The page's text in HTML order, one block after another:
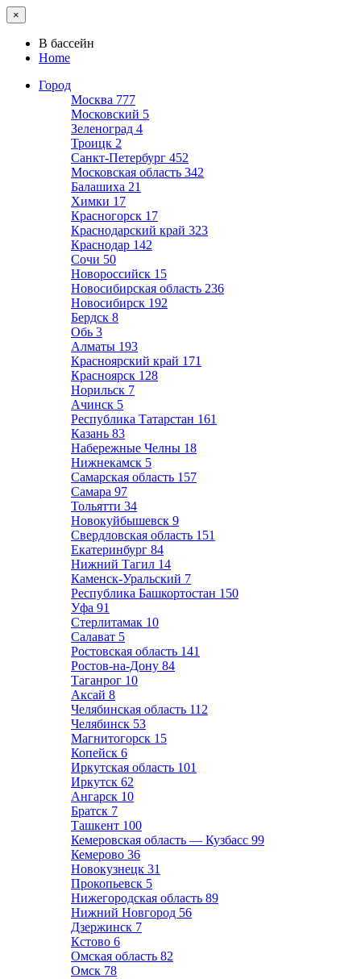
×
В бассейн
Home
Город
Москва 777
Московский 5
Зеленоград 4
Троицк 2
Санкт-Петербург 452
Московская область 342
Балашиха 21
Химки 17
Красногорск 17
Краснодарский край 323
Краснодар 142
Сочи 50
Новороссийск 15
Новосибирская область 236
Новосибирск 192
Бердск 8
Обь 3
Алматы 193
Красноярский край 171
Красноярск 128
Норильск 7
Ачинск 5
Республика Татарстан 161
Казань 83
Набережные Челны 18
Нижнекамск 5
Самарская область 157
Самара 97
Тольятти 34
Новокуйбышевск 9
Свердловская область 151
Екатеринбург 84
Нижний Тагил 14
Каменск-Уральский 7
Республика Башкортостан 150
Уфа 91
Стерлитамак 10
Салават 5
Ростовская область 141
Ростов-на-Дону 84
Таганрог 10
Аксай 8
Челябинская область 112
Челябинск 53
Магнитогорск 15
Копейск 6
Иркутская область 101
Иркутск 62
Ангарск 10
Братск 7
Ташкент 100
Кемеровская область — Кузбасс 99
Кемерово 36
Новокузнецк 31
Прокопьевск 5
Нижегородская область 89
Нижний Новгород 56
Дзержинск 7
Кстово 6
Омская область 82
Омск 78